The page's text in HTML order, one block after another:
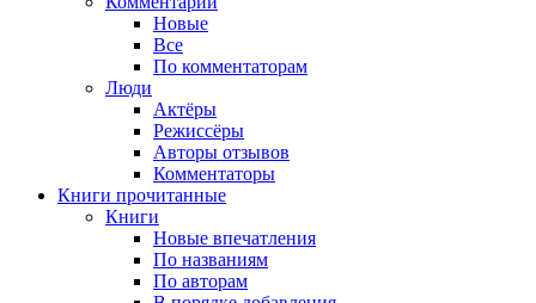
Новые
Все
По комментаторам
Люди
Актёры
Режиссёры
Авторы отзывов
Комментаторы
Книги прочитанные
Книги
Новые впечатления
По названиям
По авторам